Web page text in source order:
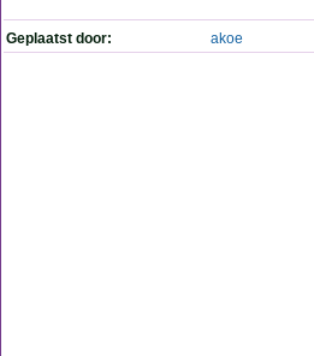
Geplaatst door: akoe